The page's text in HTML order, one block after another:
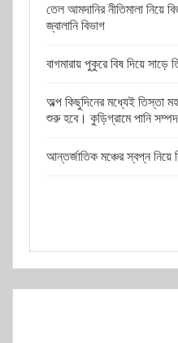
তেল আমদানির নীতিমালা নিয়ে
জ্বালানি বিভাগ
বাগমারায় পুকুরে বিষ দিয়ে সাড়ে
অল্প কিছুদিনের মধ্যেই তিস্তা
শুরু হবে। কুড়িগ্রামে পানি সম্পদ
আন্তর্জাতিক মঞ্চের স্বপ্ন নিয়ে